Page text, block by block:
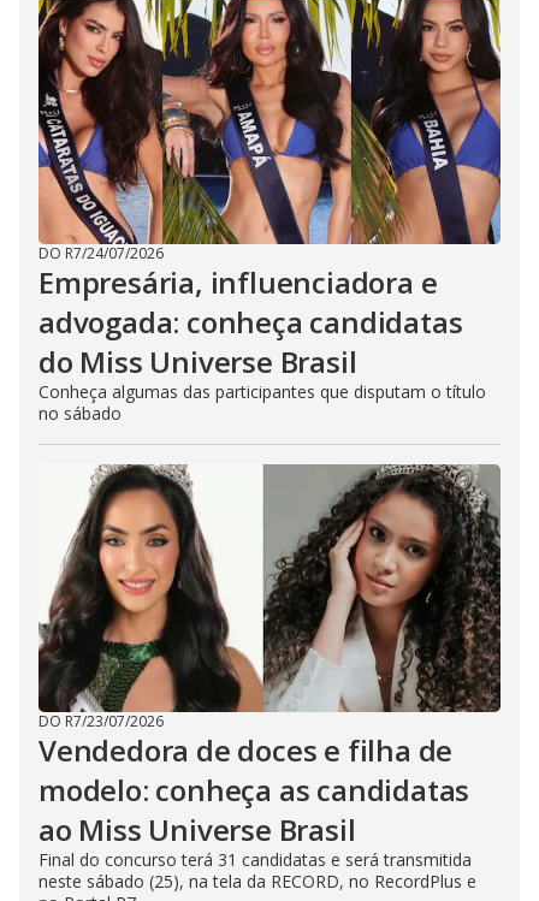
DO R7/24/07/2026
Empresária, influenciadora e
advogada: conheça candidatas
do Miss Universe Brasil
Conheça algumas das participantes que disputam o título
no sábado
DO R7/23/07/2026
Vendedora de doces e filha de
modelo: conheça as candidatas
ao Miss Universe Brasil
Final do concurso terá 31 candidatas e será transmitida
neste sábado (25), na tela da RECORD, no RecordPlus e